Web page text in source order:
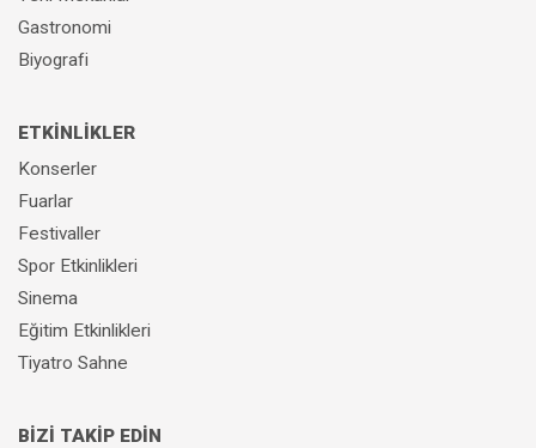
Gastronomi
Biyografi
ETKİNLİKLER
Konserler
Fuarlar
Festivaller
Spor Etkinlikleri
Sinema
Eğitim Etkinlikleri
Tiyatro Sahne
BİZİ TAKİP EDİN